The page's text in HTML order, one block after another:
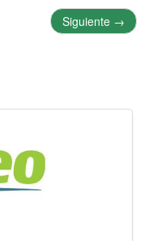
Siguiente →